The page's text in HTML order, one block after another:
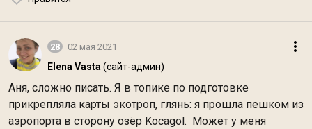
28 02 мая 2021
Elena Vasta (сайт-админ)
Аня, сложно писать. Я в топике по подготовке
прикрепляла карты экотроп, глянь: я прошла пешком из
аэропорта в сторону озёр Kocagol. Может у меня